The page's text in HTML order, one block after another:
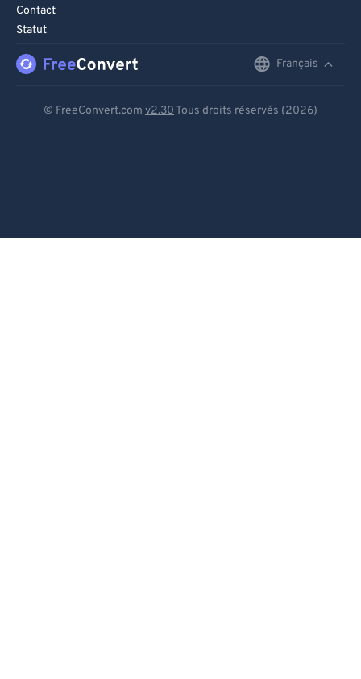
Contact
Statut
Français
© FreeConvert.com v2.30 Tous droits réservés (2026)